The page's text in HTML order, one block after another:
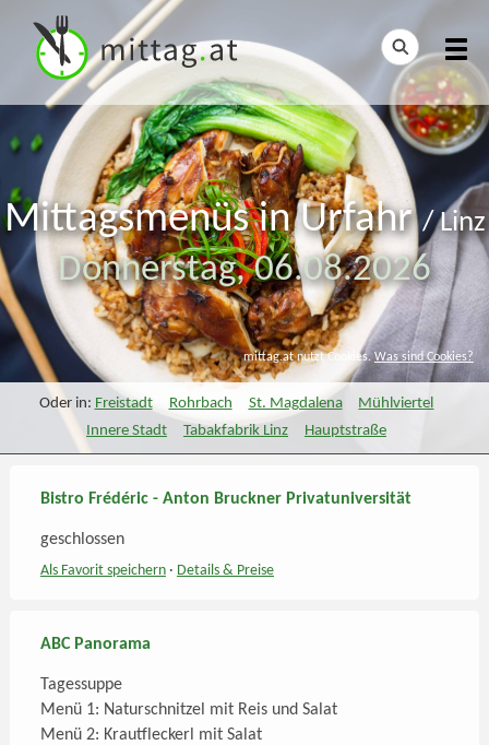
Mittagsmenüs in Urfahr/Linz
Donnerstag,06.08.2026
mittag.at nutzt Cookies.Was sind Cookies?
Oder in: Freistadt Rohrbach St. Magdalena
Mühlviertel
Innere Stadt
Tabakfabrik Linz Hauptstraße
Bistro Frédéric - Anton Bruckner Privatuniversität
geschlossen
Als Favorit speichern· Details& Preise
ABC Panorama
Tagessuppe
Menü 1: Naturschnitzel mit Reis und Salat
Menü 2: Krautfleckerl mit Salat